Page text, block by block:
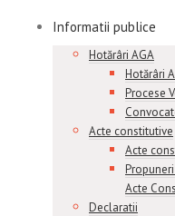
Informatii publice
Hotărâri AGA
Hotărâri
Procese
Acte constitutive
Acte
Acte
Declaratii